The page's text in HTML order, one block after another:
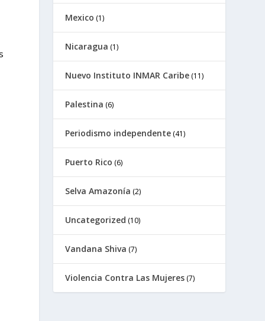
Mexico (1)
Nicaragua (1)
Nuevo Instituto INMAR Caribe (11)
Palestina (6)
Periodismo independente (41)
Puerto Rico (6)
Selva Amazonía (2)
Uncategorized (10)
Vandana Shiva (7)
Violencia Contra Las Mujeres (7)